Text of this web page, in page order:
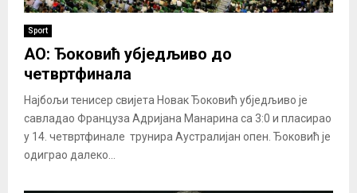
Sport
AO: Ђоковић убједљиво до
четвртфинала
Најбољи тенисер свијета Новак Ђоковић убједљиво је
савладао Француза Адријана Манарина са 3:0 и пласирао
у 14. четвртфинале трунира Аустралијан опен. Ђоковић је
одиграо далеко...